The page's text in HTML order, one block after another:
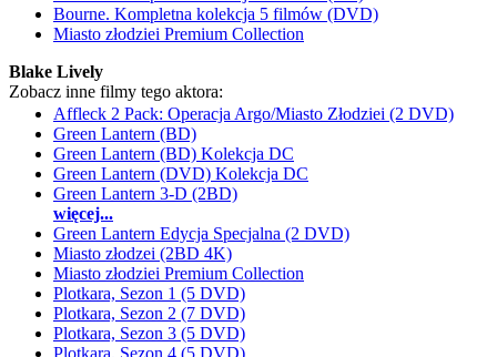
Bourne. Kompletna kolekcja 5 filmów (DVD)
Miasto złodziei Premium Collection
Blake Lively
Zobacz inne filmy tego aktora:
Affleck 2 Pack: Operacja Argo/Miasto Złodziei (2 DVD)
Green Lantern (BD)
Green Lantern (BD) Kolekcja DC
Green Lantern (DVD) Kolekcja DC
Green Lantern 3-D (2BD)
więcej...
Green Lantern Edycja Specjalna (2 DVD)
Miasto złodzei (2BD 4K)
Miasto złodziei Premium Collection
Plotkara, Sezon 1 (5 DVD)
Plotkara, Sezon 2 (7 DVD)
Plotkara, Sezon 3 (5 DVD)
Plotkara, Sezon 4 (5 DVD)